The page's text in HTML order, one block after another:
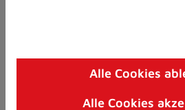
8)
der Stadt
Alle Cookies
Alle Cookies